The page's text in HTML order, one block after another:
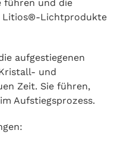
führen und die
Litios®-Lichtprodukte
aufgestiegenen
und
Zeit. Sie führen,
Aufstiegsprozess.